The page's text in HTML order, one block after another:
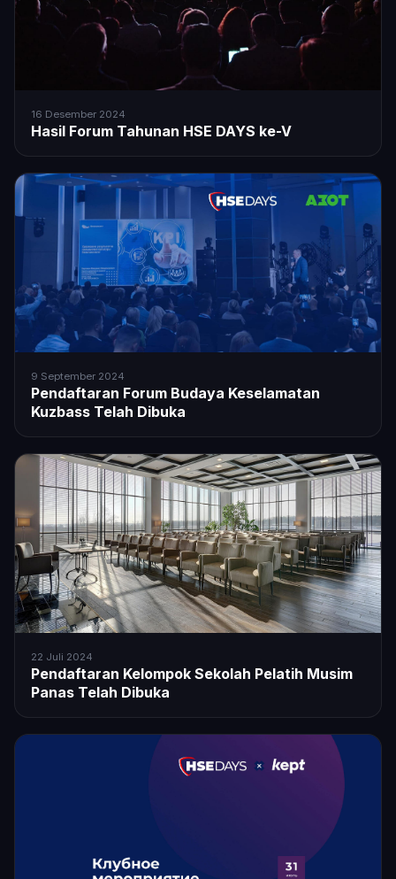
16 Desember 2024
Hasil Forum Tahunan HSE DAYS ke-V
9 September 2024
Pendaftaran Forum Budaya Keselamatan
Kuzbass Telah Dibuka
22 Juli 2024
Pendaftaran Kelompok Sekolah Pelatih Musim
Panas Telah Dibuka